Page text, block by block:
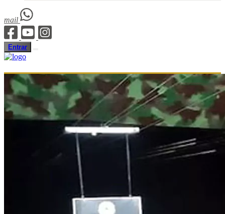
mail
Entrar